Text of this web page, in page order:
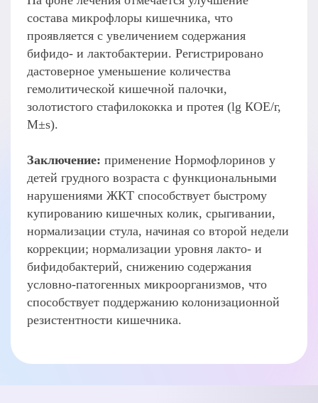
состава микрофлоры кишечника, что
проявляется с увеличением содержания
бифидо- и лактобактерии. Регистрировано
дастоверное уменьшение количества
гемолитической кишечной палочки,
золотистого стафилококка и протея (lg КОЕ/г,
М±s).
Заключение: применение Нормофлоринов у
детей грудного возраста c функциональными
нарушениями ЖКТ способствует быстрому
купированию кишечных колик, срыгивании,
нормализации стула, начиная со второй недели
коррекции; нормализации уровня лакто- и
бифидобактерий, снижению содержания
условно-патогенных микроорганизмов, что
способствует поддержанию колонизационной
резистентности кишечника.